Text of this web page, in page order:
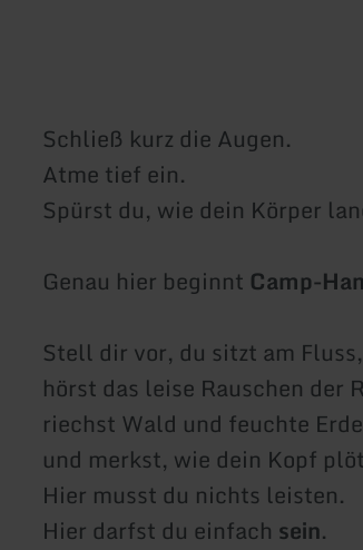
Schließ kurz die Augen.
Atme tief ein.
Spürst du, wie dein Körper
Genau hier beginnt Camp-
Stell dir vor, du sitzt am Fluss,
hörst das leise Rauschen der
riechst Wald und feuchte Erde
und merkst, wie dein Kopf
Hier musst du nichts leisten.
Hier darfst du einfach sein.